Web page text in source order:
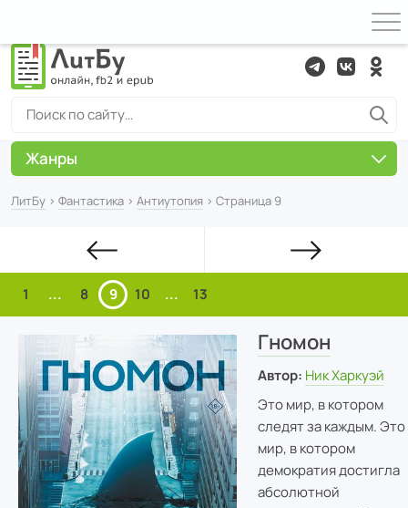
ЛитБу › Фантастика › Антиутопия › Страница 9
1 ... 8 9 10 ... 13
Гномон
Автор: Ник Харкуэй
Это мир, в котором
следят за каждым. Это
мир, в котором
демократия достигла
абсолютной
Жанры